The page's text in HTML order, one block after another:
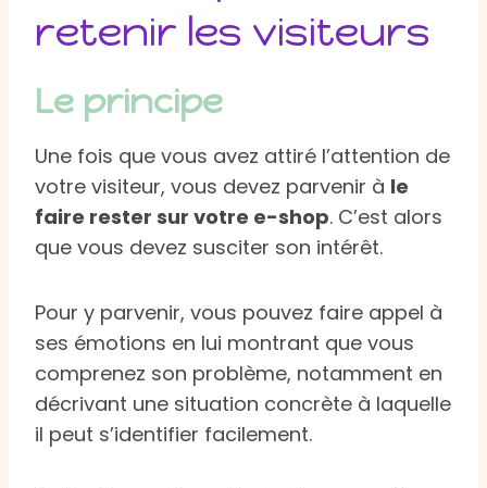
retenir les visiteurs
Le principe
Une fois que vous avez attiré l’attention de
votre visiteur, vous devez parvenir à le
faire rester sur votre e-shop. C’est alors
que vous devez susciter son intérêt.
Pour y parvenir, vous pouvez faire appel à
ses émotions en lui montrant que vous
comprenez son problème, notamment en
décrivant une situation concrète à laquelle
il peut s’identifier facilement.